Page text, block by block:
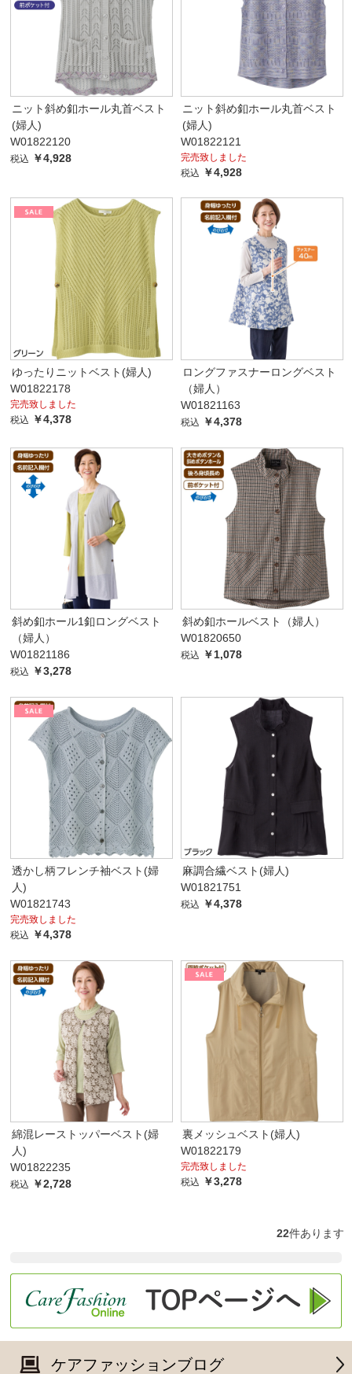
ニット斜め釦ホール丸首ベスト
(婦人)
W01822120
税込 ￥4,928
ニット斜め釦ホール丸首ベスト
(婦人)
W01822121
完売致しました
税込 ￥4,928
ゆったりニットベスト(婦人)
W01822178
完売致しました
税込 ￥4,378
ロングファスナーロングベスト
（婦人）
W01821163
税込 ￥4,378
斜め釦ホール1釦ロングベスト
（婦人）
W01821186
税込 ￥3,278
斜め釦ホールベスト（婦人）
W01820650
税込 ￥1,078
透かし柄フレンチ袖ベスト(婦
人)
W01821743
完売致しました
税込 ￥4,378
麻調合繊ベスト(婦人)
W01821751
税込 ￥4,378
綿混レーストッパーベスト(婦
人)
W01822235
税込 ￥2,728
裏メッシュベスト(婦人)
W01822179
完売致しました
税込 ￥3,278
22件あります
ケアファッションブログ